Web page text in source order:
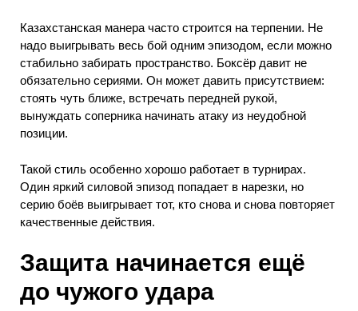
Казахстанская манера часто строится на терпении. Не
надо выигрывать весь бой одним эпизодом, если можно
стабильно забирать пространство. Боксёр давит не
обязательно сериями. Он может давить присутствием:
стоять чуть ближе, встречать передней рукой,
вынуждать соперника начинать атаку из неудобной
позиции.
Такой стиль особенно хорошо работает в турнирах.
Один яркий силовой эпизод попадает в нарезки, но
серию боёв выигрывает тот, кто снова и снова повторяет
качественные действия.
Защита начинается ещё
до чужого удара